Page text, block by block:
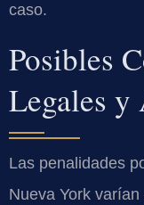
caso.
Posibles
Legales y
Las penalidades
Nueva York